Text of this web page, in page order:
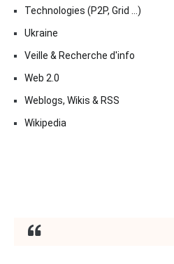
Technologies (P2P, Grid …)
Ukraine
Veille & Recherche d'info
Web 2.0
Weblogs, Wikis & RSS
Wikipedia